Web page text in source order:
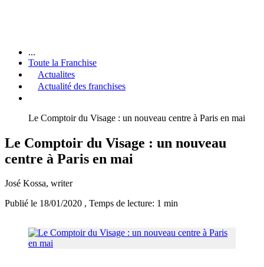
...
Toute la Franchise
Actualites
Actualité des franchises
Le Comptoir du Visage : un nouveau centre à Paris en mai
Le Comptoir du Visage : un nouveau
centre à Paris en mai
José Kossa, writer
Publié le 18/01/2020 , Temps de lecture: 1 min